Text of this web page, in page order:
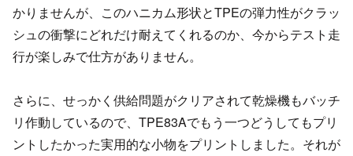
かりませんが、このハニカム形状とTPEの弾力性がクラッ
シュの衝撃にどれだけ耐えてくれるのか、今からテスト走
行が楽しみで仕方がありません。
さらに、せっかく供給問題がクリアされて乾燥機もバッチ
リ作動しているので、TPE83Aでもう一つどうしてもプリ
ントしたかった実用的な小物をプリントしました。それが